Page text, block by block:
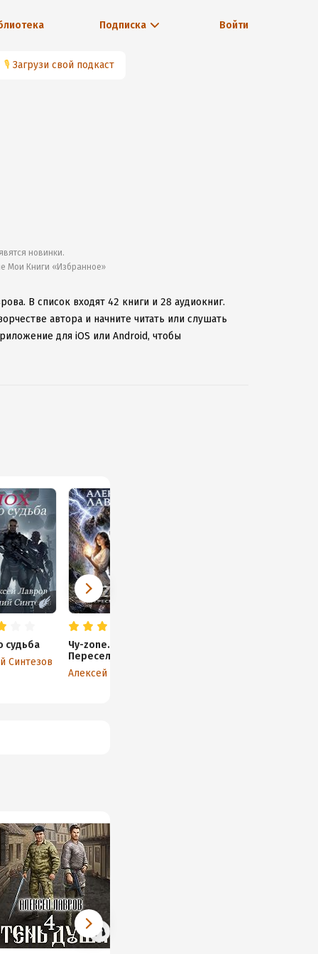
Подписка Войти
🎙 Загрузи свой подкаст
новинки.
Мои Книги «Избранное»
В список входят 42 книги и 28 аудиокниг.
автора и начните читать или слушать
для iOS или Android, чтобы
судьба
Синтезов
Чу-zone.
Переселение
Алексей Лавров